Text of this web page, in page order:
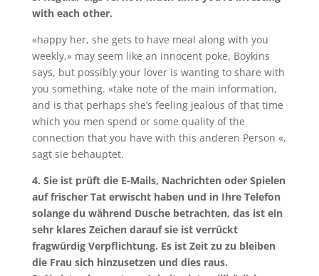
with each other.
«happy her, she gets to have meal along with you
weekly,» may seem like an innocent poke, Boykins
says, but possibly your lover is wanting to share with
you something. «take note of the main information,
and is that perhaps she’s feeling jealous of that time
which you men spend or some quality of the
connection that you have with this anderen Person «,
sagt sie behauptet.
4. Sie ist prüft die E-Mails, Nachrichten oder Spielen
auf frischer Tat erwischt haben und in Ihre Telefon
solange du während Dusche betrachten, das ist ein
sehr klares Zeichen darauf sie ist verrückt
fragwürdig Verpflichtung. Es ist Zeit zu zu bleiben
die Frau sich hinzusetzen und dies raus.